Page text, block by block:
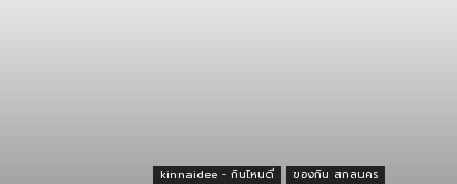
kinnaidee - กินไหนดี ของกิน สกลนคร